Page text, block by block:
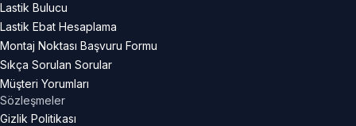
Lastik Bulucu
Lastik Ebat Hesaplama
Montaj Noktası Başvuru Formu
Sıkça Sorulan Sorular
Müşteri Yorumları
Sözleşmeler
Gizlik Politikası